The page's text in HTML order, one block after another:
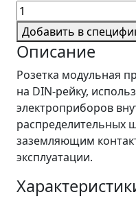
Добавить в
Описание
Розетка модульная
на DIN-рейку,
электроприборов
распределительных
заземляющим
эксплуатации.